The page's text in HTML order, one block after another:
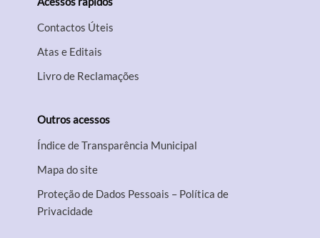
Contactos Úteis
Atas e Editais
Livro de Reclamações
Outros acessos
Índice de Transparência Municipal
Mapa do site
Proteção de Dados Pessoais – Política de
Privacidade